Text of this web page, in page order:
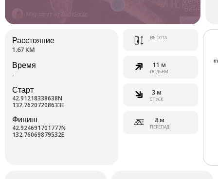
Маршрут от BodySonic
Leaflet
Расстояние
1.67 КМ
Время
-
Старт
42.91218338638N
132.76207208633E
Финиш
42.924691701777N
132.76069879532E
ВЫСОТА
11 м
ПОДЪЕМ
3 м
СПУСК
8 м
ПЕРЕПАД
m